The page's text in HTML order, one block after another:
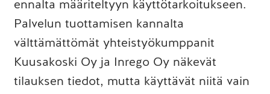
ennalta määriteltyyn käyttötarkoitukseen.
Palvelun tuottamisen kannalta
välttämättömät yhteistyökumppanit
Kuusakoski Oy ja Inrego Oy näkevät
tilauksen tiedot, mutta käyttävät niitä vain